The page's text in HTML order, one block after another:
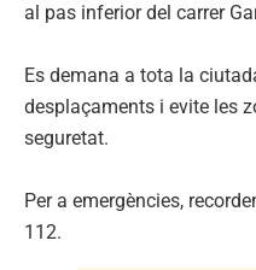
al pas inferior del carrer
Es demana a tota la
desplaçaments i evite les
seguretat.
Per a emergències,
112.